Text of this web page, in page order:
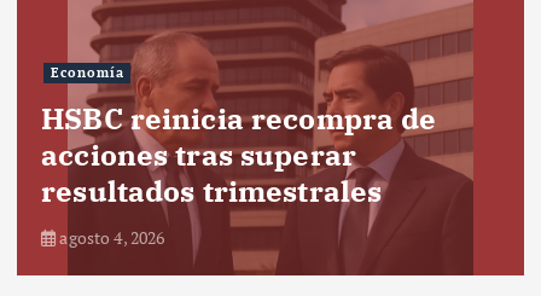
Economía
HSBC reinicia recompra de
acciones tras superar
resultados trimestrales
agosto 4, 2026